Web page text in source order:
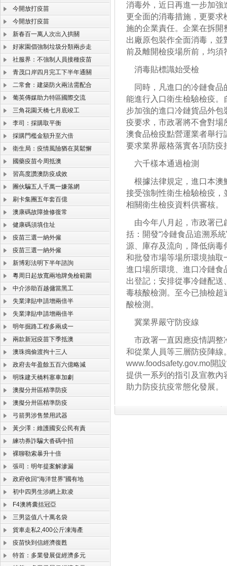
今開放打疫苗
今開放打疫苗
新春百一萬人次出入拱關
好家園倡強制垃圾分類兩步走
社服界：不強制人員接種疫苗
青茂口岸四月完工下半年通關
二常會：建築防火兩法需配合
葡英傳媒助力特區國際交流
三角花園天橋七月底竣工
李司：採購取平衡
採購門檻金額升至六倍
衛生局：疫情風險猶在莫鬆懈
國藥疫苗今周抵澳
習高度讚澳防疫成效
團伙騙五人千萬一嫌落網
刷卡集團五年套百億
澳康碼故障搶修復常
健康碼須填住址
疫苗三選一納外僱
疫苗三選一納外僱
新博彩法明下半年諮詢
粵周日起放寬兩地牌免檢範圍
中介涉助百越傭當黑工
失業津貼申請增兩倍半
失業津貼申請增兩倍半
明年掘路工程多兩成一
兩款新冠疫苗下季抵澳
澳珠搗偷渡拘十三人
政府去年盈餘五百六億略減
明珠建天橋料塞車加劇
澳擬分卅區精準防疫
澳擬分卅區精準防疫
弓箭男涉售禁用武器
黃少澤：維護國安公民有責
練功券詐騙大沓碼中招
裸聊勒索暴升十倍
張司：明年提案解滲漏
政府收回“海洋世界”國有地
初中四男生涉網上欺凌
F4澳將囊括冠亞
三男盜值八十萬名袋
貨車走私2,400公斤凍海產
疫苗快到信經濟復甦
特首：多業發展促經濟多元
消毒外，近日再進一步加
更全面的消毒措施，更要
施的企業責任。企業在拆
出廠原包裝作全面消毒，
前及離開檢疫場所前，均須
消毒貼標識始受檢
同時，凡進口的冷鏈食品
能進行入口衛生檢驗檢疫
步加強的進口冷鏈貨品外
疫要求，市政署將不會對
澳食品檢疫點營運業者舉
要求業界嚴格落實各項防疫
六千樣本通過檢測
根據法律規定，進口本澳
接受強制性衛生檢驗檢疫
相關衛生檢疫資料供審核。
由今年八月起，市政署已
括：開發“冷鏈食品追溯系
源、庫存及流向，降低病
和批發市場等場所環境抽
進口場所環境、進口冷鏈
出登記；安排從事冷鏈配
毒核酸檢測。至今已抽檢
酸檢測。
冀業界嚴守防疫線
市政署一直因應疫情調整
和從業人員等三層防疫陣線
www.foodsafety.gov.mo開
提供一系列的指引及宣教
助力防疫抗疫常態化發展。